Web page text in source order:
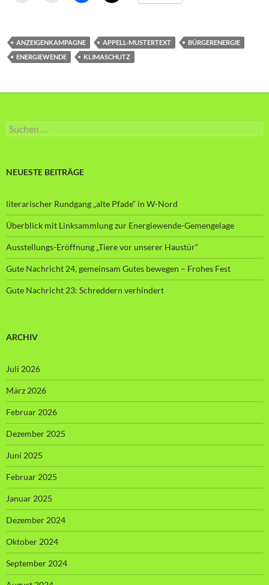
ANZEIGENKAMPAGNE APPELL-MUSTERTEXT
BÜRGERENERGIE
ENERGIEWENDE
KLIMASCHUTZ
Suche
nach:
NEUESTE BEITRÄGE
literarischer Rundgang „alte Pfade“ in W-Nord
Überblick mit Linksammlung zur Energiewende-Gemengelage
Ausstellungs-Eröffnung „Tiere vor unserer Haustür“
Gute Nachricht 24, gemeinsam Gutes bewegen – Frohes Fest
Gute Nachricht 23: Schreddern verhindert
ARCHIV
Juli 2026
März 2026
Februar 2026
Dezember 2025
Juni 2025
Februar 2025
Januar 2025
Dezember 2024
Oktober 2024
September 2024